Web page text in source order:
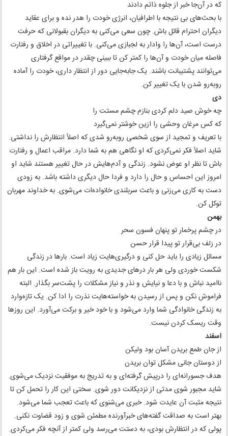
که در آن‌جا خبر از جلوه ذاتم دادند
با بحث‌های بی نتیجه با اطرافیان، انرژی خودت را هدر نده و برای عقاید
دیگران احترام قائل باش. چون سعی می‌کنی به دیگران بقبولانی که حرفت
درست است، آن‌ها را وادار به لجبازی می‌کنی. با تغییراتی در اخلاق و رفتارت
فاصله میان خودت و آن‌ها را کمتر کن تا ببینی چقدر در مواقع گرفتاری
می‌توانند پشتیبانت باشند. یک جابه‌جایی دور از انتظار داری، خودت را آماده
روبه‌رو شدن با یک تغییر کن.
دی
چه خوش صید دلم کردی بنازم چشم مستت را
که کس مرغان وحشی را ازین خوشتر نمی‌گیرد
با تعریف و تمجید از سوی شخصی روبه‌رو شدی که اصلاً انتظارش را نداشتی.
شاید اصلاً فکر نمی‌کردی که او نگاهی هم به شما دارد. مراقب اعمال و رفتارت
باش تا نظر او عوض نشود. زندگی و آدم‌هایش در حال تغییر هستند شاید او
امروز این احساس و حال را دارد و فردا حال دیگری داشته باشد. به زودی
دست به کاری می‌زنی و باعث سربلندی خانواده‌ات می‌شوی. به خداوند مهربان
توکل کن.
بهمن
در چشم پرخمار تو پنهان فسون سحر
در زلف بی‌قرار تو پیدا قرار حسن
مسائل زیادی را باید حل کنی و درگیری‌هایت زیاد است. بارها در زندگی
شکست خوردی ولی هر بار درهای جدیدی به رویت باز شده است. این بار هم
ناامید نباش و با دعا و نیایش و نذر و نیاز مشکلات را پشت‌سر بگذار. البته
فراموش نکن و پس از رسیدن به خواسته‌هایت نذرت را ادا کن. یک تازه‌وارد
به زندگی خانوادگی شما وارد می‌شود و با خود خیر و برکت می‌آورد. این روزها
وقت ریسک کردن نیست.
اسفند
از جان طمع بریدن آسان بود ولیکن
از دوستان جانی مشکل توان بریدن
هدف جسورانه‌ای را درپیش گرفته‌ای و به تدریج به موفقیت نزدیک می‌شوی.
شاید مجبور شوی مدتی از نزدیکانت دور شوی. سختی این کار را تحمل کن تا
نتیجه مثبت آن عایدت شود. خبری می‌شنوی که باعث تعجب شما می‌شود.
بهتر است به صداقت گفته‌های خبرآورنده مطمئن شوی و زود قضاوت نکنی.
پولی که در انتظارش بودی، به دستت می‌رسد ولی کمتر از آنچه فکر می‌کردی.